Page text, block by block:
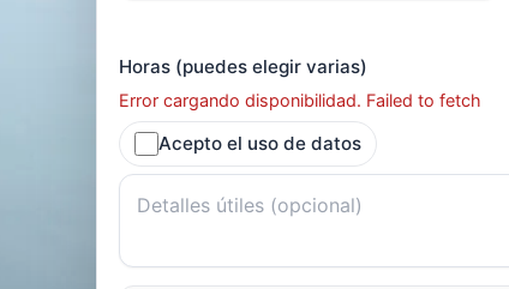
Horas (puedes elegir varias)
Error cargando disponibilidad. Failed to fetch
Acepto el uso de datos